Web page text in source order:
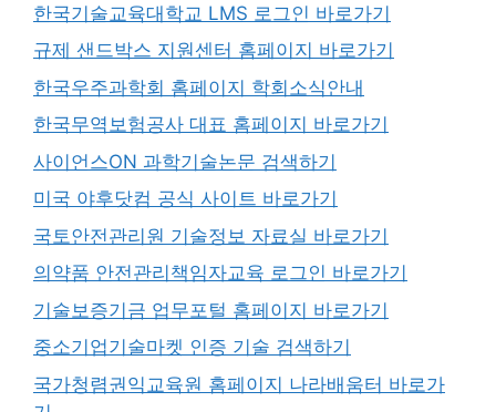
한국기술교육대학교 LMS 로그인 바로가기
규제 샌드박스 지원센터 홈페이지 바로가기
한국우주과학회 홈페이지 학회소식안내
한국무역보험공사 대표 홈페이지 바로가기
사이언스ON 과학기술논문 검색하기
미국 야후닷컴 공식 사이트 바로가기
국토안전관리원 기술정보 자료실 바로가기
의약품 안전관리책임자교육 로그인 바로가기
기술보증기금 업무포털 홈페이지 바로가기
중소기업기술마켓 인증 기술 검색하기
국가청렴권익교육원 홈페이지 나라배움터 바로가